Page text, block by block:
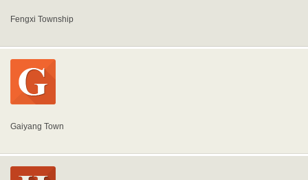
Fengxi Township
Gaiyang Town